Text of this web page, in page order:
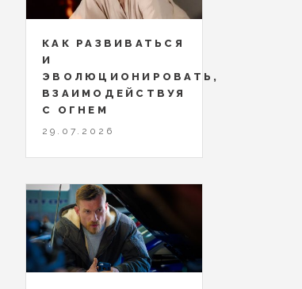
КАК РАЗВИВАТЬСЯ
И
ЭВОЛЮЦИОНИРОВАТЬ,
ВЗАИМОДЕЙСТВУЯ
С ОГНЕМ
29.07.2026